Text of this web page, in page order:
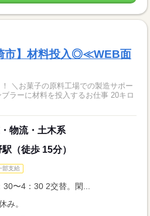
市】材料投入◎≪WEB面
＼お菓子の原料工場での製造サポー
物流・土木系
（徒歩 15分）
部支給
〜4：30 2交替。閑...
み。